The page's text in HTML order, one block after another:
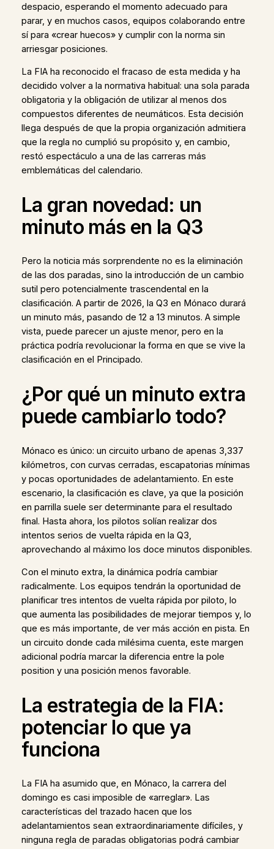
despacio, esperando el momento adecuado para
parar, y en muchos casos, equipos colaborando entre
sí para «crear huecos» y cumplir con la norma sin
arriesgar posiciones.
La FIA ha reconocido el fracaso de esta medida y ha
decidido volver a la normativa habitual: una sola parada
obligatoria y la obligación de utilizar al menos dos
compuestos diferentes de neumáticos. Esta decisión
llega después de que la propia organización admitiera
que la regla no cumplió su propósito y, en cambio,
restó espectáculo a una de las carreras más
emblemáticas del calendario.
La gran novedad: un
minuto más en la Q3
Pero la noticia más sorprendente no es la eliminación
de las dos paradas, sino la introducción de un cambio
sutil pero potencialmente trascendental en la
clasificación. A partir de 2026, la Q3 en Mónaco durará
un minuto más, pasando de 12 a 13 minutos. A simple
vista, puede parecer un ajuste menor, pero en la
práctica podría revolucionar la forma en que se vive la
clasificación en el Principado.
¿Por qué un minuto extra
puede cambiarlo todo?
Mónaco es único: un circuito urbano de apenas 3,337
kilómetros, con curvas cerradas, escapatorias mínimas
y pocas oportunidades de adelantamiento. En este
escenario, la clasificación es clave, ya que la posición
en parrilla suele ser determinante para el resultado
final. Hasta ahora, los pilotos solían realizar dos
intentos serios de vuelta rápida en la Q3,
aprovechando al máximo los doce minutos disponibles.
Con el minuto extra, la dinámica podría cambiar
radicalmente. Los equipos tendrán la oportunidad de
planificar tres intentos de vuelta rápida por piloto, lo
que aumenta las posibilidades de mejorar tiempos y, lo
que es más importante, de ver más acción en pista. En
un circuito donde cada milésima cuenta, este margen
adicional podría marcar la diferencia entre la pole
position y una posición menos favorable.
La estrategia de la FIA:
potenciar lo que ya
funciona
La FIA ha asumido que, en Mónaco, la carrera del
domingo es casi imposible de «arreglar». Las
características del trazado hacen que los
adelantamientos sean extraordinariamente difíciles, y
ninguna regla de paradas obligatorias podrá cambiar